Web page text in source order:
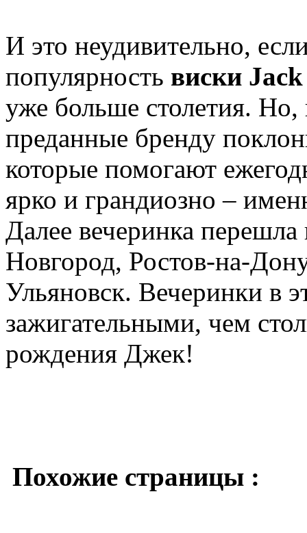
И это неудивительно,
популярность виски
уже больше столетия. Но,
преданные бренду
которые помогают
ярко и грандиозно –
Далее вечеринка
Новгород, Ростов-на-
Ульяновск. Вечеринки в
зажигательными, чем
рождения Джек!
Похожие страницы :